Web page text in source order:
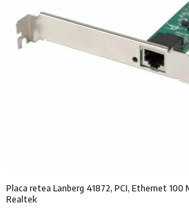
Placa retea Lanberg 41872, PCI, Ethernet 100
Realtek